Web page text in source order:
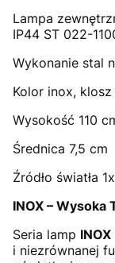
Lampa
IP44 ST 022-
Wykonanie stal
Kolor inox, klosz
Wysokość 110
Średnica 7,5 cm
Źródło światła
INOX – Wysoka
Seria lamp INOX
i niezrównanej